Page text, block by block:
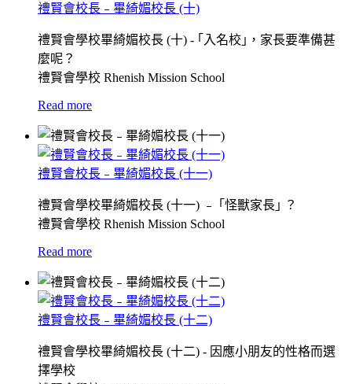
禮賢會校長﹣畢綺媚校長 (十)
禮賢會學校畢綺媚校長 (十) - ｢入名校｣，家長要準備甚
麼呢？
禮賢會學校 Rhenish Mission School
Read more
禮賢會校長﹣畢綺媚校長 (十一)
禮賢會學校畢綺媚校長 (十一) ﹣ ｢怪獸家長｣ ？
禮賢會學校 Rhenish Mission School
Read more
禮賢會校長﹣畢綺媚校長 (十二)
禮賢會學校畢綺媚校長 (十二) - 因應小朋友的性格而選
擇學校